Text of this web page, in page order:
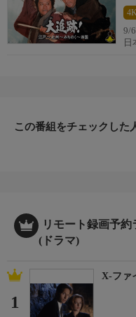
9/
日
この番組をチェックした
リモート録画予約
(ドラマ)
1
X-ファ